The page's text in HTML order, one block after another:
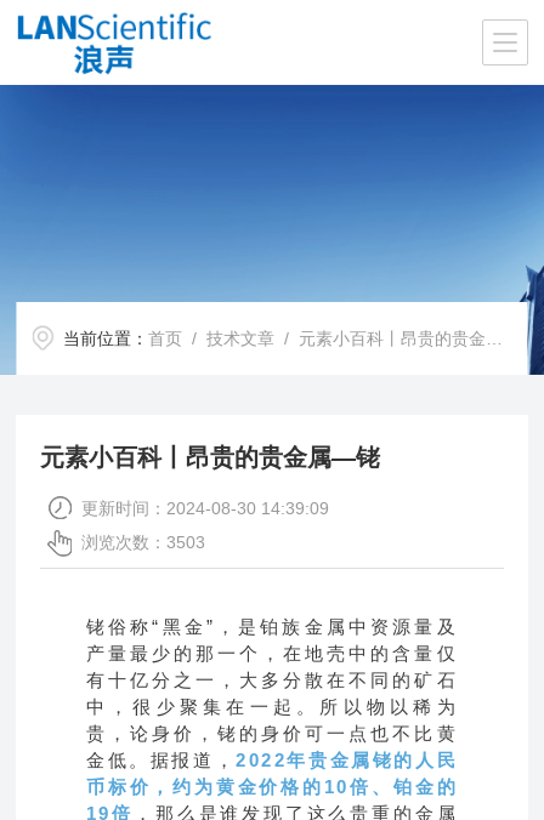
当前位置：首页 /技术文章 / 元素小百科丨昂贵的贵金属—铑
元素小百科丨昂贵的贵金属—铑
更新时间：2024-08-30 14:39:09
浏览次数：3503
铑俗称“黑金”，是铂族金属中资源量及
产量最少的那一个，在地壳中的含量仅
有十亿分之一，大多分散在不同的矿石
中，很少聚集在一起。所以物以稀为
贵，论身价，铑的身价可一点也不比黄
金低。据报道，2022年贵金属铑的人民
币标价，约为黄金价格的10倍、铂金的
19倍 ，那么是谁发现了这么贵重的金属